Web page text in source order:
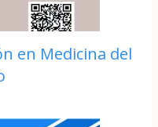
en Medicina del